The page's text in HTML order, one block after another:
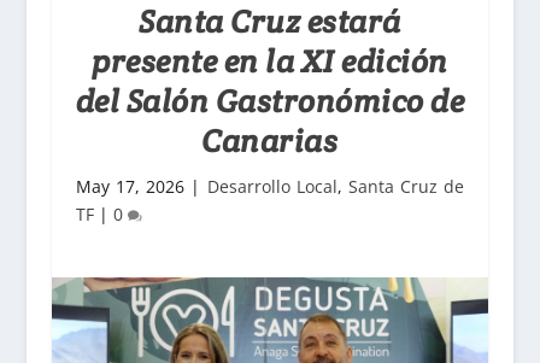
Santa Cruz estará
presente en la XI edición
del Salón Gastronómico de
Canarias
May 17, 2026 | Desarrollo Local, Santa Cruz de
TF| 0